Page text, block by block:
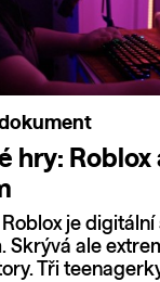
hry: Roblox
je
Skrývá ale
Tři